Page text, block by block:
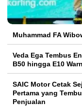
Muhammad FA
Veda Ega Tembus
B50 hingga E10
SAIC Motor Cetak
Pertama yang
Penjualan